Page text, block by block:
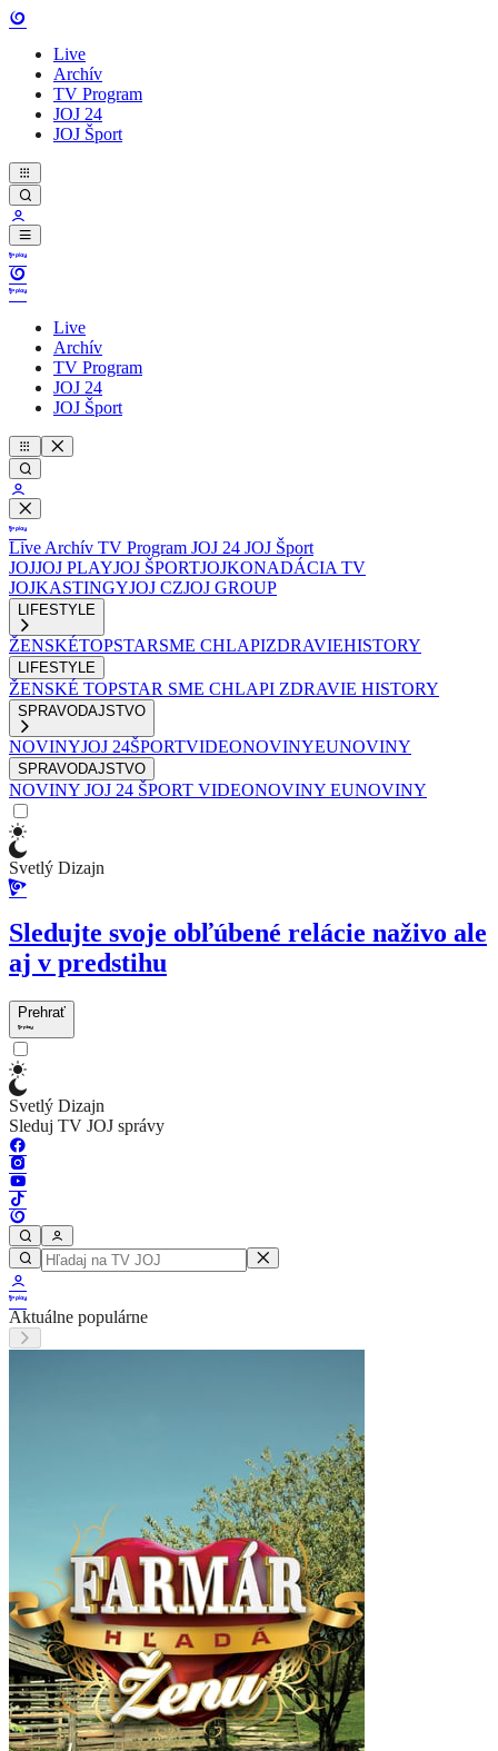
Live
Archív
TV Program
JOJ 24
JOJ Šport
Live
Archív
TV Program
JOJ 24
JOJ Šport
Live Archív TV Program JOJ 24 JOJ Šport
JOJJOJ PLAYJOJ ŠPORTJOJKONADÁCIA TV
JOJKASTINGYJOJ CZJOJ GROUP
LIFESTYLE
ŽENSKÉTOPSTARSME CHLAPIZDRAVIEHISTORY
LIFESTYLE
ŽENSKÉ TOPSTAR SME CHLAPI ZDRAVIE HISTORY
SPRAVODAJSTVO
NOVINYJOJ 24ŠPORTVIDEONOVINYEUNOVINY
SPRAVODAJSTVO
NOVINY JOJ 24 ŠPORT VIDEONOVINY EUNOVINY
Svetlý Dizajn
Sledujte svoje obľúbené relácie naživo ale
aj v predstihu
Prehrať
Svetlý Dizajn
Sleduj TV JOJ správy
Aktuálne populárne